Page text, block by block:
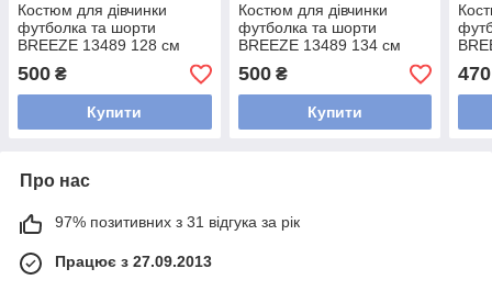
Костюм для дівчинки
футболка та шорти
BREEZE 13489 128 см
Жовтий
500 ₴
Купити
Костюм для дівчинки
футболка та шорти
BREEZE 13489 134 см
Сірий
500₴
Купити
470
Про нас
97% позитивних з 31 відгука за рік
Працює з 27.09.2013